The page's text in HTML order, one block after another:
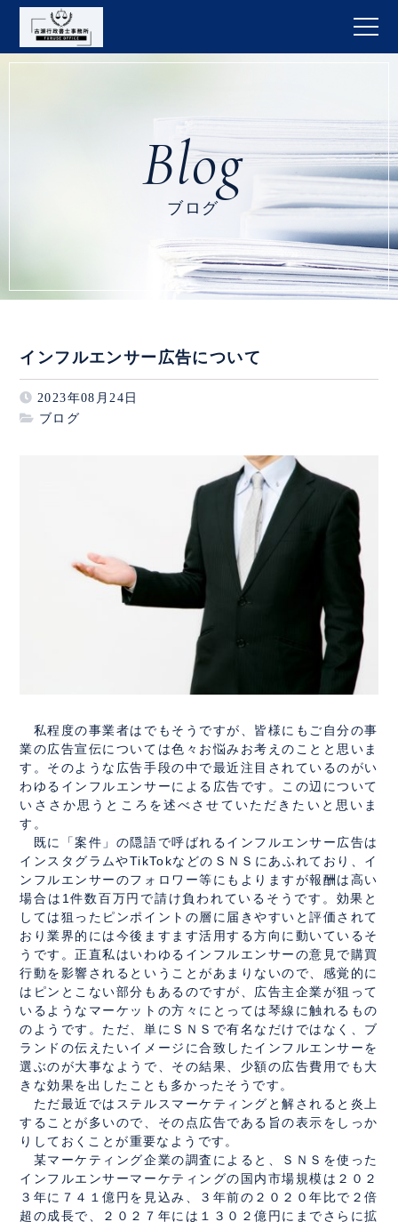
ブログ
インフルエンサー広告について
2023年08月24日
ブログ
私程度の事業者はでもそうですが、皆様にもご自分の事
業の広告宣伝については色々お悩みお考えのことと思いま
す。そのような広告手段の中で最近注目されているのがい
わゆるインフルエンサーによる広告です。この辺について
いささか思うところを述べさせていただきたいと思いま
す。
既に「案件」の隠語で呼ばれるインフルエンサー広告は
インスタグラムやTikTokなどのＳＮＳにあふれており、イ
ンフルエンサーのフォロワー等にもよりますが報酬は高い
場合は1件数百万円で請け負われているそうです。効果と
しては狙ったピンポイントの層に届きやすいと評価されて
おり業界的には今後ますます活用する方向に動いているそ
うです。正直私はいわゆるインフルエンサーの意見で購買
行動を影響されるということがあまりないので、感覚的に
はピンとこない部分もあるのですが、広告主企業が狙って
いるようなマーケットの方々にとっては琴線に触れるもの
のようです。ただ、単にＳＮＳで有名なだけではなく、ブ
ランドの伝えたいイメージに合致したインフルエンサーを
選ぶのが大事なようで、その結果、少額の広告費用でも大
きな効果を出したことも多かったそうです。
ただ最近ではステルスマーケティングと解されると炎上
することが多いので、その点広告である旨の表示をしっか
りしておくことが重要なようです。
某マーケティング企業の調査によると、ＳＮＳを使った
インフルエンサーマーケティングの国内市場規模は２０２
３年に７４１億円を見込み、３年前の２０２０年比で２倍
超の成長で、２０２７年には１３０２億円にまでさらに拡